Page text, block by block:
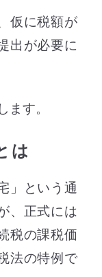
仮に税額が
出が必要に
ます。
は
」という通
、正式には
税の課税価
法の特例で